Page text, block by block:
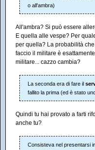
o all'ambra)
All'ambra? Si può essere
E quella alle vespe? Per
per quella? La probabilità
faccio il militare è
militare... cazzo cambia?
La seconda era di fare il
fallito la prima (ed è stato
Quindi tu hai provato a farti
anche tu?
Consisteva nel presentarsi